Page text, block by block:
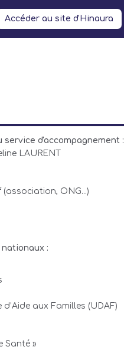
Accéder au site d'Hinaura
service d'accompagnement :
LAURENT
ONG...)
:
aux Familles (UDAF)
Santé »